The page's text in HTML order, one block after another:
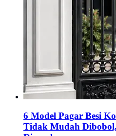
6 Model Pagar Besi
Tidak Mudah